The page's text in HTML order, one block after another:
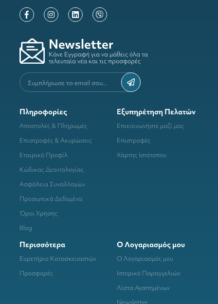
Newsletter
Κάνε Εγγραφή για να μάθεις όλα τα
τελευταία νέα και τις προσφορές
Πληροφορίες
Αποστολές & Πληρωμές
Επιστροφές & Ακυρώσεις
Εταιρικό Προφίλ
Κώδικας Δεοντολογίας
Ασφάλεια Συναλλαγών
Προσωπικά Δεδομένα
Όροι Χρήσης
Blog
Εξυπηρέτηση Πελατών
Επικοινωνήστε μαζί μας
Επιστροφές
Χάρτης Ιστότοπου
Περισσότερα
Ευρετήριο Κατασκευαστών
Προσφορές
Ο Λογαριασμός μου
Ο Λογαριασμός μου
Ιστορικό Παραγγελιών
Λίστα Αγαπημένων
Newsletter